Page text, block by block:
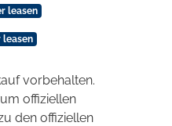
leasen
leasen
vorbehalten.
offiziellen
den offiziellen